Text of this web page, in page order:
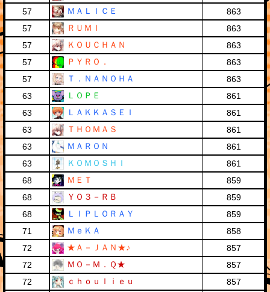
57
ＭＡＬＩＣＥ
863
57
ＲＵＭＩ
863
57
ＫＯＵＣＨＡＮ
863
57
ＰＹＲＯ．
863
57
Ｔ．ＮＡＮＯＨＡ
863
63
ＬＯＰＥ
861
63
ＬＡＫＫＡＳＥＩ
861
63
ＴＨＯＭＡＳ
861
63
ＭＡＲＯＮ
861
63
ＫＯＭＯＳＨＩ
861
68
ＭＥＴ
859
68
ＹＯ３－ＲＢ
859
68
ＬＩＰＬＯＲＡＹ
859
71
ＭｅＫＡ
858
72
★Ａ－ＪＡＮ★♪
857
72
ＭＯ－Ｍ．Ｑ★
857
72
ｃｈｏｕｌｉｅｕ
857